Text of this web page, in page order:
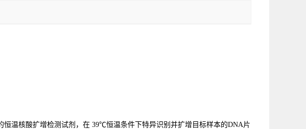
恒温核酸扩增检测试剂，在 39℃恒温条件下特异识别并扩增目标样本的DNA片